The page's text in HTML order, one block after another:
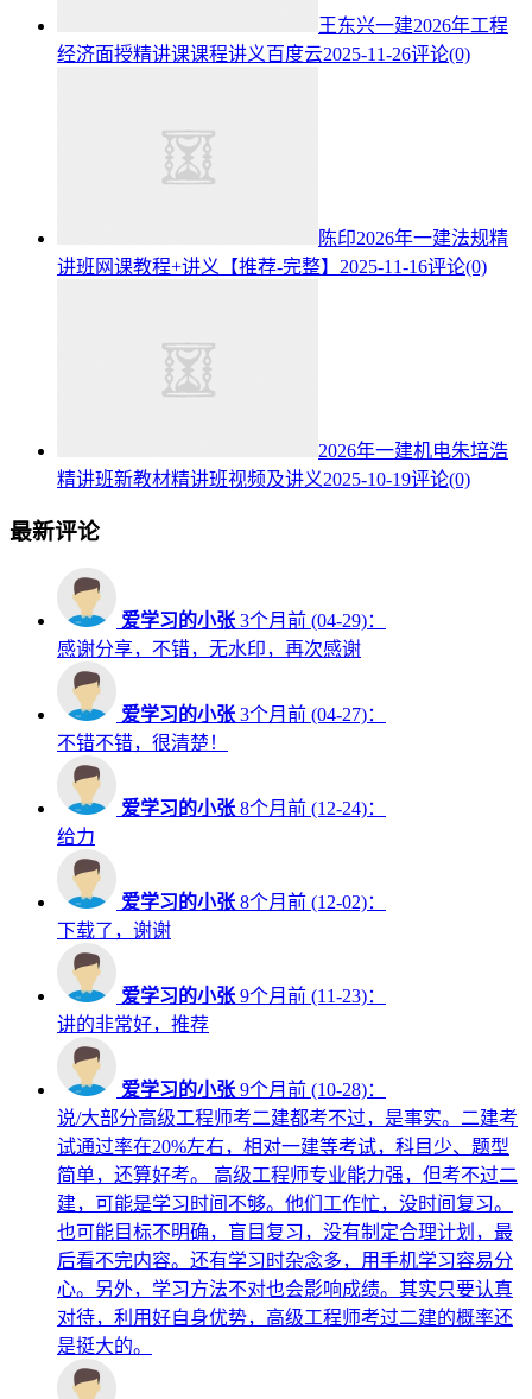
王东兴一建2026年工程
经济面授精讲课课程讲义百度云2025-11-26评论(0)
陈印2026年一建法规精
讲班网课教程+讲义【推荐-完整】 2025-11-16评论(0)
2026年一建机电朱培浩
精讲班新教材精讲班视频及讲义2025-10-19评论(0)
最新评论
爱学习的小张 3个月前 (04-29)：
感谢分享，不错，无水印，再次感谢
爱学习的小张 3个月前 (04-27)：
不错不错，很清楚！
爱学习的小张 8个月前 (12-24)：
给力
爱学习的小张 8个月前 (12-02)：
下载了，谢谢
爱学习的小张 9个月前 (11-23)：
讲的非常好，推荐
爱学习的小张 9个月前 (10-28)：
说/大部分高级工程师考二建都考不过，是事实。二建考
试通过率在20%左右，相对一建等考试，科目少、题型
简单，还算好考。 高级工程师专业能力强，但考不过二
建，可能是学习时间不够。他们工作忙，没时间复习。
也可能目标不明确，盲目复习，没有制定合理计划，最
后看不完内容。还有学习时杂念多，用手机学习容易分
心。另外，学习方法不对也会影响成绩。其实只要认真
对待，利用好自身优势，高级工程师考过二建的概率还
是挺大的。